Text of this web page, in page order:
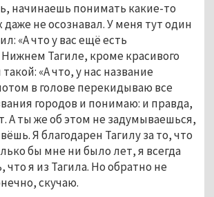
начинаешь понимать какие-то
не осознавал. У меня тут один
«А что у вас ещё есть
Тагиле, кроме красивого
«А что, у нас название
в голове перекидываю все
городов и понимаю: и правда,
А ты же об этом не задумываешься,
Я благодарен Тагилу за то, что
бы мне ни было лет, я всегда
что я из Тагила. Но обратно не
скучаю.